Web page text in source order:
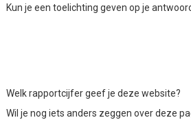
Kun je een toelichting geven op je
Welk rapportcijfer geef je deze website?
Wil je nog iets anders zeggen over deze